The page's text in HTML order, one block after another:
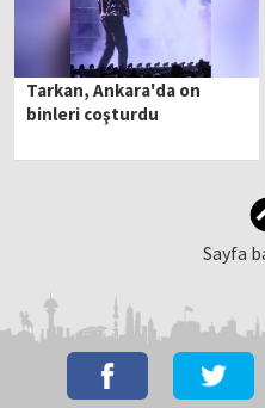
Tarkan, Ankara'da on
binleri coşturdu
Sayfa